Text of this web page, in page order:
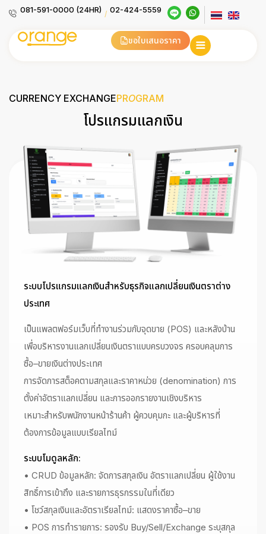
081-591-0000 (24HR) / 02-424-5559
ขอใบเสนอราคา
CURRENCY EXCHANGEPROGRAM
โปรแกรมแลกเงิน
ระบบโปรแกรมแลกเงินสำหรับธุรกิจแลกเปลี่ยนเงินตราต่าง
ประเทศ
เป็นแพลตฟอร์มเว็บที่ทำงานร่วมกับจุดขาย (POS) และหลังบ้าน
เพื่อบริหารงานแลกเปลี่ยนเงินตราแบบครบวงจร ครอบคลุมการ
ซื้อ–ขายเงินต่างประเทศ
การจัดการสต็อคตามสกุลและราคาหน่วย (denomination) การ
ตั้งค่าอัตราแลกเปลี่ยน และการออกรายงานเชิงบริหาร
เหมาะสำหรับพนักงานหน้าร้านค้า ผู้ควบคุมกะ และผู้บริหารที่
ต้องการข้อมูลแบบเรียลไทม์
ระบบโมดูลหลัก:
• CRUD ข้อมูลหลัก: จัดการสกุลเงิน อัตราแลกเปลี่ยน ผู้ใช้งาน
สิทธิ์การเข้าถึง และรายการธุรกรรมในที่เดียว
• โชว์สกุลเงินและอัตราเรียลไทม์: แสดงราคาซื้อ–ขาย
• POS การทำรายการ: รองรับ Buy/Sell/Exchange ระบุสกุล